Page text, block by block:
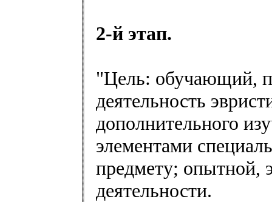
2-й этап.
"Цель: обучающий,
деятельность
дополнительного
элементами
предмету; опытной,
деятельности.